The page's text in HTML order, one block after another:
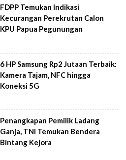
FDPP Temukan Indikasi
Kecurangan Perekrutan Calon
KPU Papua Pegunungan
6 HP Samsung Rp2 Jutaan Terbaik:
Kamera Tajam, NFC hingga
Koneksi 5G
Penangkapan Pemilik Ladang
Ganja, TNI Temukan Bendera
Bintang Kejora